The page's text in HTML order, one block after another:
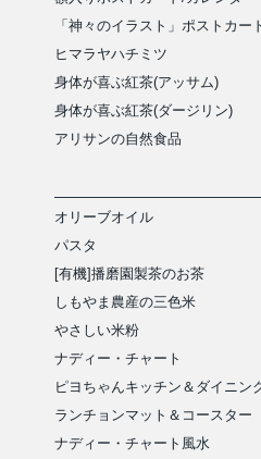
「神々のイラスト」ポストカー
ヒマラヤハチミツ
身体が喜ぶ紅茶(アッサム)
身体が喜ぶ紅茶(ダージリン)
アリサンの自然食品
オリーブオイル
パスタ
[有機]播磨園製茶のお茶
しもやま農産の三色米
やさしい米粉
ナディー・チャート
ピヨちゃんキッチン＆ダイニン
ランチョンマット＆コースター
ナディー・チャート風水